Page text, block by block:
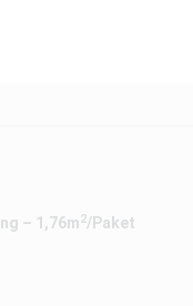
– 1,76m2/Paket